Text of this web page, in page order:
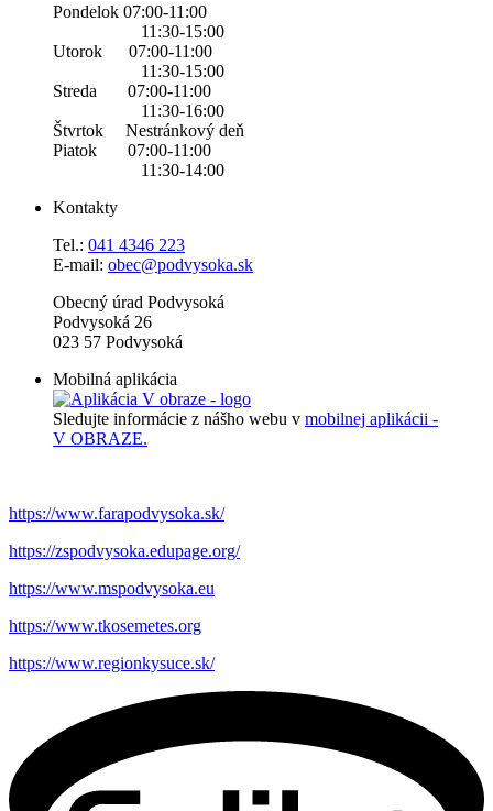
Pondelok 07:00-11:00
11:30-15:00
Utorok 07:00-11:00
11:30-15:00
Streda 07:00-11:00
11:30-16:00
Štvrtok Nestránkový deň
Piatok 07:00-11:00
11:30-14:00
Kontakty
Tel.: 041 4346 223
E-mail: obec@podvysoka.sk
Obecný úrad Podvysoká
Podvysoká 26
023 57 Podvysoká
Mobilná aplikácia
Sledujte informácie z nášho webu v mobilnej aplikácii -
V OBRAZE.
https://www.farapodvysoka.sk/
https://zspodvysoka.edupage.org/
https://www.mspodvysoka.eu
https://www.tkosemetes.org
https://www.regionkysuce.sk/